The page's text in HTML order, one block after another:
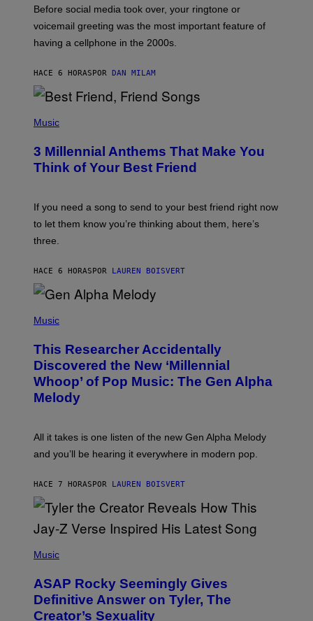
O
R
B
O
R
Q
E
Z
G
E
M
A
E
Before social media took over, your ringtone or
voicemail greeting was the most important feature of
having a cellphone in the 2000s.
HACE 6 HORAS POR DAN MILAM
H
O
B
Y
V
N
W
I
T
R
E
Y
I
M
A
G
E
O
R
I
O
D
S
E
Y
Music
3 Millennial Anthems That Make You
Think of Your Best Friend
If you need a song to send to your best friend right now
to let them know you’re thinking about them, here’s
three.
HACE 6 HORAS POR LAUREN BOISVERT
P
O
B
Y
T
A
O
H
L
/
G
T
Y
I
A
E
S
Music
This Researcher Accidentally
Discovered the New ‘Millennial
Whoop’ of Pop Music: The Gen Alpha
Melody
All it takes is one listen of the new Gen Alpha Melody
and you’ll be hearing it everywhere in modern pop.
HACE 7 HORAS POR LAUREN BOISVERT
H
O
B
Y
M
Music
ASAP Rocky Seemingly Gives
Definitive Answer on Tyler, The
Creator’s Sexuality